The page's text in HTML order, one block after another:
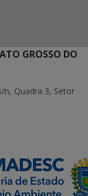
GROSSO DO
n, Quadra 3, Setor